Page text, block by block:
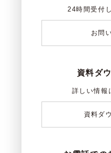
24時間受付
お問
資料ダ
詳しい情報
資料ダ